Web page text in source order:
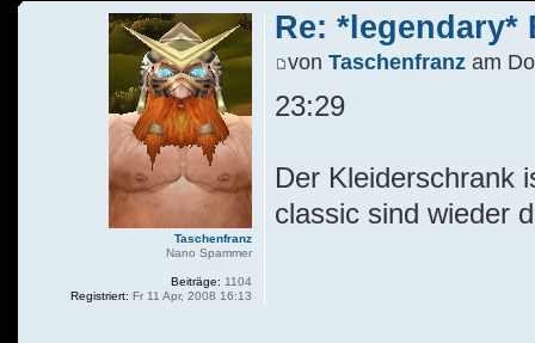
Re: *legendary*
von Taschenfranzam Do
23:29
Der Kleiderschrank
classic sind wieder
Taschenfranz
Nano Spammer
Beiträge: 1104
Registriert: Fr 11 Apr, 2008 16:13